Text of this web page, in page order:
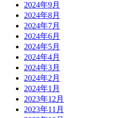
2024年9月
2024年8月
2024年7月
2024年6月
2024年5月
2024年4月
2024年3月
2024年2月
2024年1月
2023年12月
2023年11月